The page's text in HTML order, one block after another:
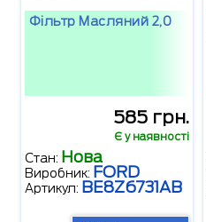
Фільтр Масляний 2,0
585 грн.
Є у наявності
Стан: Нова
Виробник: FORD
Артикул: BE8Z6731AB